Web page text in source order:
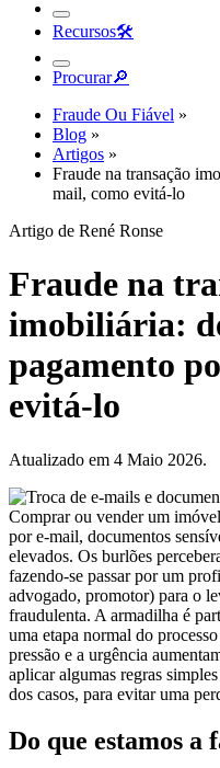
Recursos
Procurar
Blog»
Artigos
Fraude na transação
mail, como evitá-lo
Fraude na
imobiliária:
pagamento
evitá-lo
Comprar ou vender um
por e-mail, documentos
elevados. Os burlões
fazendo-se passar por um
advogado, promotor) para o
fraudulenta. A armadilha é
uma etapa normal do
pressão e a urgência
aplicar algumas regras
dos casos, para evitar uma